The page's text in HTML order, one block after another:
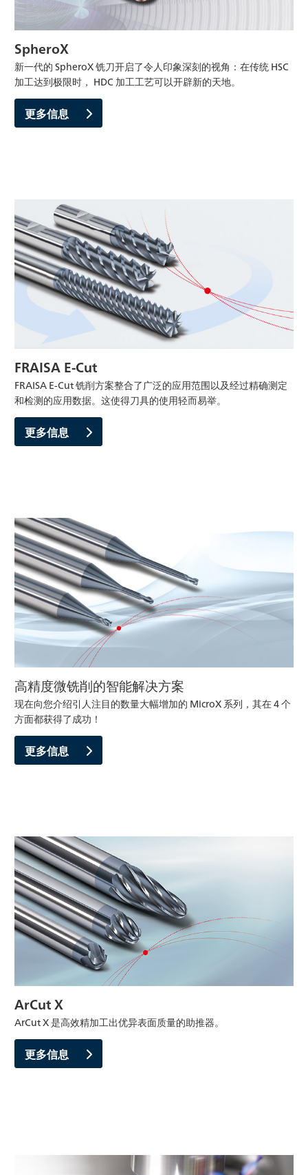
SpheroX
新一代的 SpheroX 铣刀开启了令人印象深刻的视角：在传统 HSC
加工达到极限时， HDC 加工工艺可以开辟新的天地。
更多信息
FRAISA E-Cut
FRAISA E-Cut 铣削方案整合了广泛的应用范围以及经过精确测定
和检测的应用数据。这使得刀具的使用轻而易举。
更多信息
高精度微铣削的智能解决方案
现在向您介绍引人注目的数量大幅增加的 MicroX 系列，其在 4 个
方面都获得了成功！
更多信息
ArCut X
ArCut X 是高效精加工出优异表面质量的助推器。
更多信息